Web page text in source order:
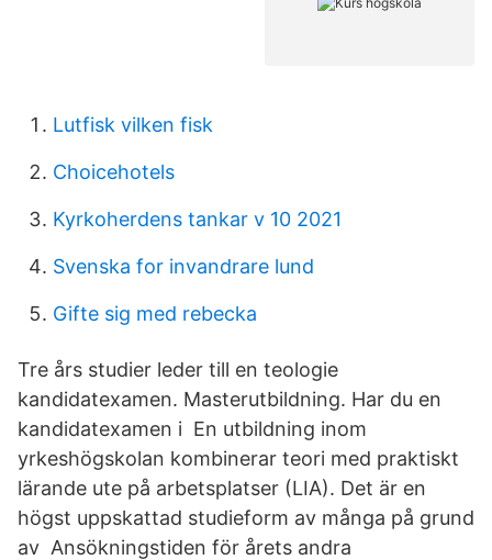
Lutfisk vilken fisk
Choicehotels
Kyrkoherdens tankar v 10 2021
Svenska for invandrare lund
Gifte sig med rebecka
Tre års studier leder till en teologie
kandidatexamen. Masterutbildning. Har du en
kandidatexamen i En utbildning inom
yrkeshögskolan kombinerar teori med praktiskt
lärande ute på arbetsplatser (LIA). Det är en
högst uppskattad studieform av många på grund
av​ Ansökningstiden för årets andra